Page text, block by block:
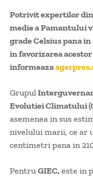
Potrivit expertilor din
medie a Pamantului
grade Celsius pana
infavorizarea
informeaza
Grupul
Evolutiei Climatului
asemenea in sus
nivelului marii, ce ar
centimetri pana in
PentruGIEC,este in